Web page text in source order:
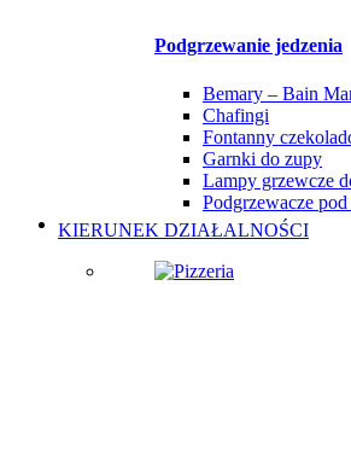
Podgrzewanie jedzenia
Bemary – Bain
Chafingi
Fontanny
Garnki do zupy
Lampy grzewcze
Podgrzewacze
KIERUNEK DZIAŁALNOŚCI